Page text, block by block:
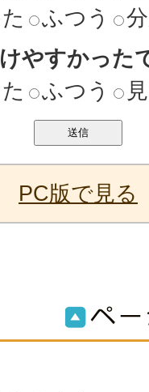
ふつう
やすかった
ふつう
PC版で見る